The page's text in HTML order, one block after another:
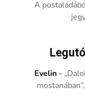
A
Evelin -